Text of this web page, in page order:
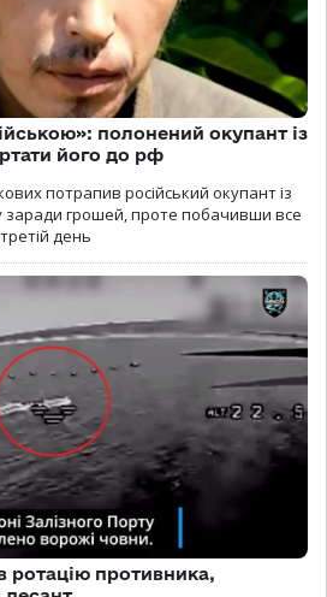
полонений окупант із
його до рф
потрапив російський окупант із
заради грошей, проте побачивши все
день
ротацію противника,